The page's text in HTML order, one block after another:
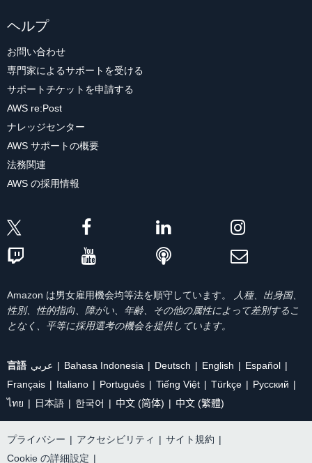
ヘルプ
お問い合わせ
専門家によるサポートを受ける
サポートチケットを申請する
AWS re:Post
ナレッジセンター
AWS サポートの概要
法務関連
AWS の採用情報
Amazon は男女雇用機会均等法を順守しています。
人種、出身国、
性別、性的指向、障がい、年齢、その他の属性によって差別するこ
となく、平等に採用選考の機会を提供しています。
言語 عربي Bahasa Indonesia Deutsch English
Español
Français
Italiano Português Tiếng Việt Türkçe
Ρусский
ไทย
日本語 한국어 中文 (简体) 中文 (繁體)
プライバシー | アクセシビリティ | サイト規約 |
Cookie の詳細設定 |